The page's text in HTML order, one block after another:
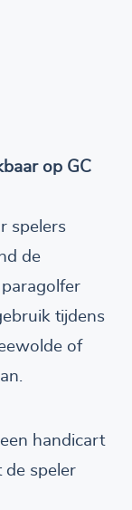
op GC
spelers
de
tijdens
of
handicart
de speler